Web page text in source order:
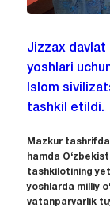
Jizzax
yoshlari
Islom
tashkil etildi.
Mazkur
hamda
tashkilotining
yoshlarda milliy
vatanparvarlik